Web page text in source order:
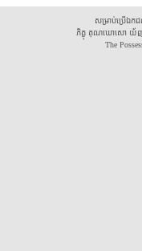
សម្រាប់ប្រើឯក
ភិក្ខុ គុណឃោសោ យ័ញ
The